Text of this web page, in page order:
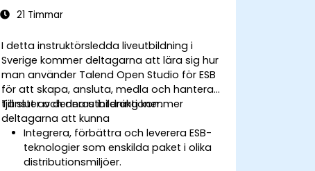
21 Timmar
I detta instruktörsledda liveutbildning i
Sverige kommer deltagarna att lära sig hur
man använder Talend Open Studio för ESB
för att skapa, ansluta, medla och hantera
tjänster och deras interaktioner.
Till slut av denna utbildning kommer
deltagarna att kunna
Integrera, förbättra och leverera ESB-
teknologier som enskilda paket i olika
distributionsmiljöer.